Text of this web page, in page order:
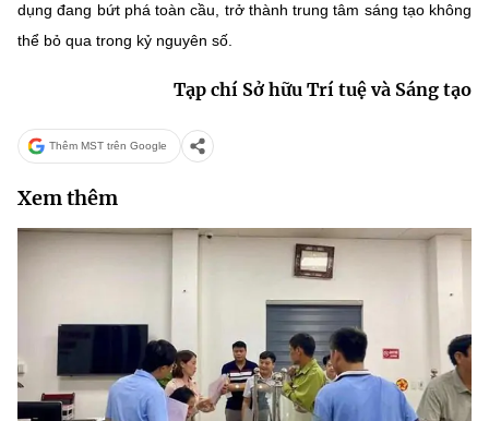
dụng đang bứt phá toàn cầu, trở thành trung tâm sáng tạo không
thể bỏ qua trong kỷ nguyên số.
Tạp chí Sở hữu Trí tuệ và Sáng tạo
Thêm MST trên Google
Xem thêm